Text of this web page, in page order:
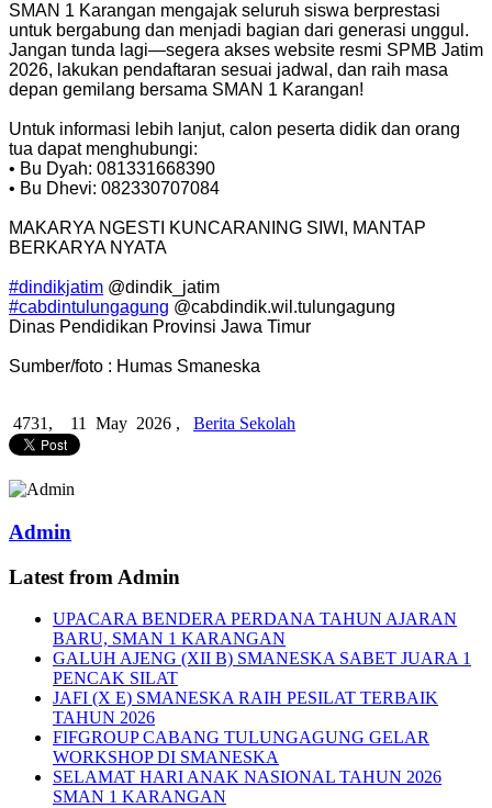
SMAN 1 Karangan mengajak seluruh siswa berprestasi
untuk bergabung dan menjadi bagian dari generasi unggul.
Jangan tunda lagi—segera akses website resmi SPMB Jatim
2026, lakukan pendaftaran sesuai jadwal, dan raih masa
depan gemilang bersama SMAN 1 Karangan!
Untuk informasi lebih lanjut, calon peserta didik dan orang
tua dapat menghubungi:
• Bu Dyah: 081331668390
• Bu Dhevi: 082330707084
MAKARYA NGESTI KUNCARANING SIWI, MANTAP
BERKARYA NYATA
#dindikjatim @dindik_jatim
#cabdintulungagung @cabdindik.wil.tulungagung
Dinas Pendidikan Provinsi Jawa Timur
Sumber/foto : Humas Smaneska
4731, 11 May 2026 , Berita Sekolah
Admin
Latest from Admin
UPACARA BENDERA PERDANA TAHUN AJARAN
BARU, SMAN 1 KARANGAN
GALUH AJENG (XII B) SMANESKA SABET JUARA 1
PENCAK SILAT
JAFI (X E) SMANESKA RAIH PESILAT TERBAIK
TAHUN 2026
FIFGROUP CABANG TULUNGAGUNG GELAR
WORKSHOP DI SMANESKA
SELAMAT HARI ANAK NASIONAL TAHUN 2026
SMAN 1 KARANGAN